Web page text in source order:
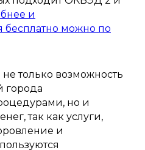
и
бесплатно можно по
только возможность
города
но и
так как услуги,
и